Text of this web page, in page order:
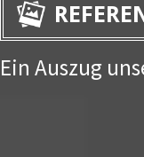
Ein Auszug